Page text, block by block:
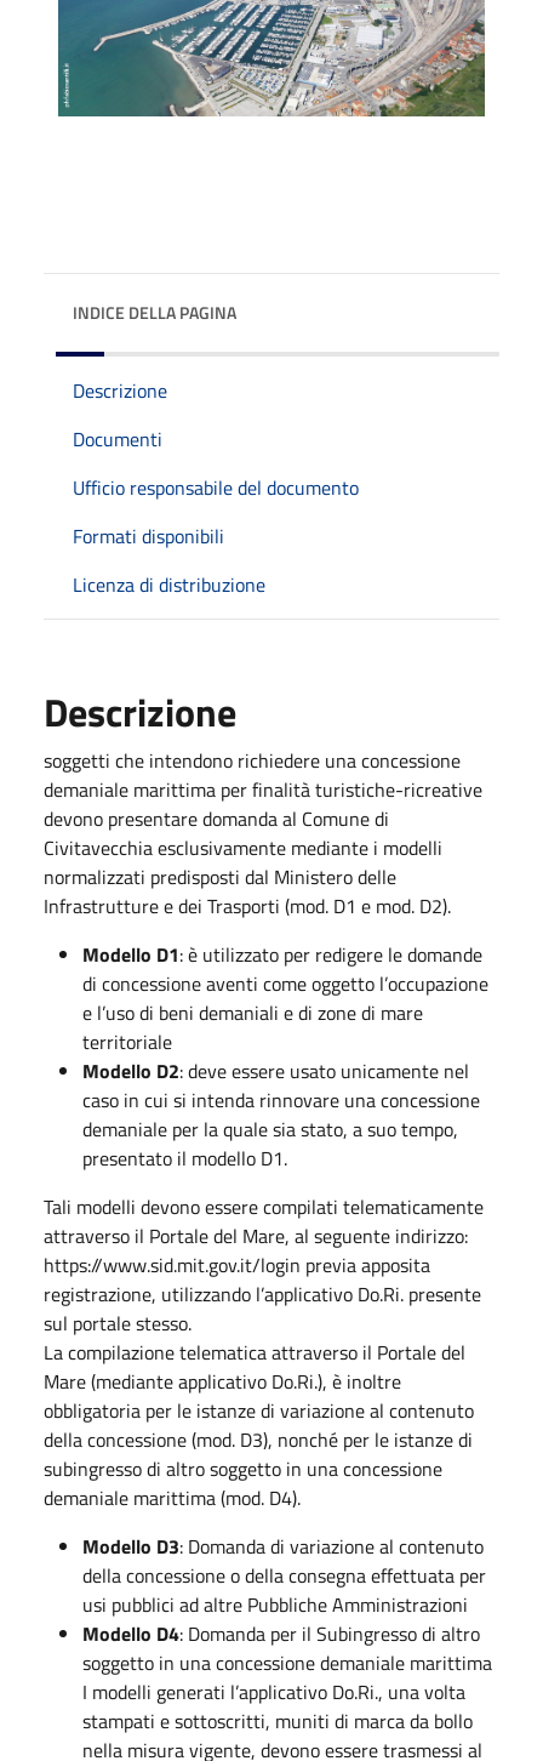
INDICE DELLA PAGINA
Descrizione
Documenti
Ufficio responsabile del documento
Formati disponibili
Licenza di distribuzione
Descrizione
soggetti che intendono richiedere una concessione
demaniale marittima per finalità turistiche-ricreative
devono presentare domanda al Comune di
Civitavecchia esclusivamente mediante i modelli
normalizzati predisposti dal Ministero delle
Infrastrutture e dei Trasporti (mod. D1 e mod. D2).
Modello D1: è utilizzato per redigere le domande
di concessione aventi come oggetto l’occupazione
e l’uso di beni demaniali e di zone di mare
territoriale
Modello D2: deve essere usato unicamente nel
caso in cui si intenda rinnovare una concessione
demaniale per la quale sia stato, a suo tempo,
presentato il modello D1.
Tali modelli devono essere compilati telematicamente
attraverso il Portale del Mare, al seguente indirizzo:
https://www.sid.mit.gov.it/login previa apposita
registrazione, utilizzando l’applicativo Do.Ri. presente
sul portale stesso.
La compilazione telematica attraverso il Portale del
Mare (mediante applicativo Do.Ri.), è inoltre
obbligatoria per le istanze di variazione al contenuto
della concessione (mod. D3), nonché per le istanze di
subingresso di altro soggetto in una concessione
demaniale marittima (mod. D4).
Modello D3: Domanda di variazione al contenuto
della concessione o della consegna effettuata per
usi pubblici ad altre Pubbliche Amministrazioni
Modello D4: Domanda per il Subingresso di altro
soggetto in una concessione demaniale marittima
I modelli generati l’applicativo Do.Ri., una volta
stampati e sottoscritti, muniti di marca da bollo
nella misura vigente, devono essere trasmessi al